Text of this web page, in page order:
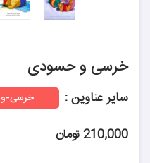
خرسی و حسودی
سایر عناوین : خرسی-و
210,000 تومان